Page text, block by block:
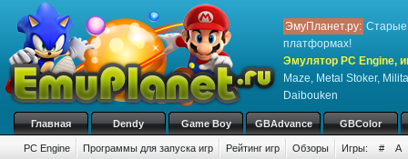
ЭмуПланет.ру: Старые
платформах!
Эмулятор PC Engine,
Maze, Metal Stoker,
Daibouken
Главная Dendy Game Boy GBAdvance GBColor
PC Engine Программы для запуска игр Рейтинг игр Обзоры Игры: # A